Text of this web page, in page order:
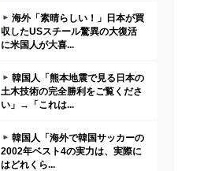
海外「素晴らしい！」日本が買
収したUSスチール驚異の大復活
に米国人が大喜...
韓国人「熊本地震で見る日本の
土木技術の完全勝利をご覧くださ
い」→「これは...
韓国人「海外で韓国サッカーの
2002年ベスト4の実力は、実際に
はどれくら...